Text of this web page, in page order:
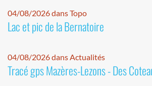
04/08/2026 dans Topo
Lac et pic de la Bernatoire
04/08/2026 dans Actualités
Tracé gps Mazères-Lezons - Des